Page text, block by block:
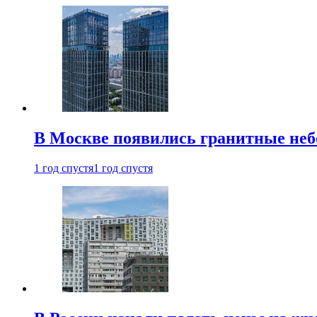
В Москве появились гранитные
1 год спустя1 год спустя